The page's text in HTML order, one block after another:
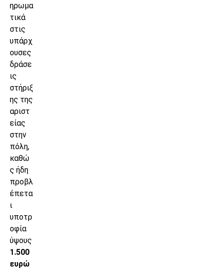
ηρωμα
τικά
στις
υπάρχ
ουσες
δράσε
ις
στήριξ
ης της
αριστ
είας
στην
πόλη,
καθώ
ς ήδη
προβλ
έπετα
ι
υποτρ
οφία
ύψους
1.500
ευρώ